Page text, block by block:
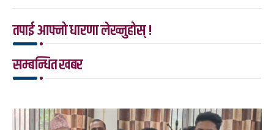
तपाई आफ्नो धारणा लेख्नुहोस् !
सम्बन्धित खबर